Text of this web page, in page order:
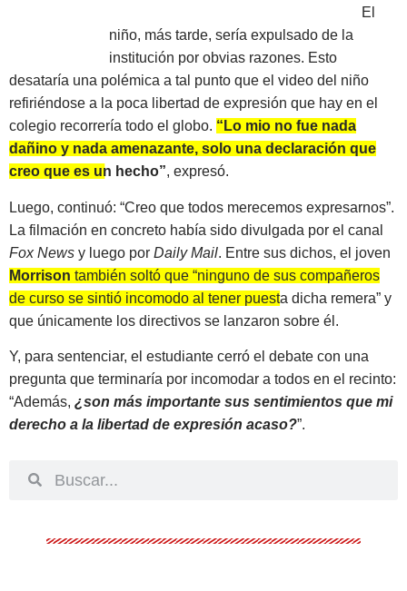
El
niño, más tarde, sería expulsado de la
institución por obvias razones. Esto
desataría una polémica a tal punto que el video del niño
refiriéndose a la poca libertad de expresión que hay en el
colegio recorrería todo el globo. “Lo mio no fue nada
dañino y nada amenazante, solo una declaración que
creo que es un hecho”, expresó.
Luego, continuó: “Creo que todos merecemos expresarnos”.
La filmación en concreto había sido divulgada por el canal
Fox News y luego por Daily Mail. Entre sus dichos, el joven
Morrison también soltó que “ninguno de sus compañeros
de curso se sintió incomodo al tener puesta dicha remera” y
que únicamente los directivos se lanzaron sobre él.
Y, para sentenciar, el estudiante cerró el debate con una
pregunta que terminaría por incomodar a todos en el recinto:
“Además, ¿son más importante sus sentimientos que mi
derecho a la libertad de expresión acaso?”.